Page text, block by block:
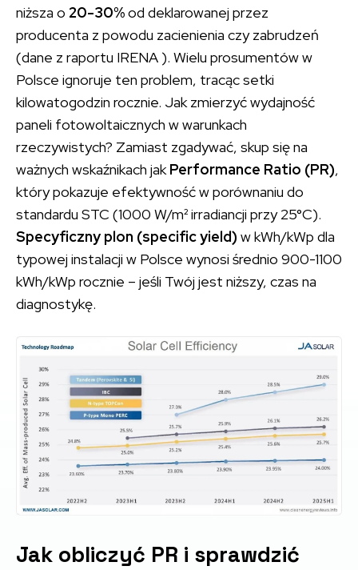
niższa o 20-30%od deklarowanej przez
producenta z powodu zacienienia czy zabrudzeń
(dane z raportu IRENA ). Wielu prosumentów w
Polsce ignoruje ten problem, tracąc setki
kilowatogodzin rocznie. Jak zmierzyć wydajność
paneli fotowoltaicznych w warunkach
rzeczywistych? Zamiast zgadywać, skup się na
ważnych wskaźnikach jak Performance Ratio (PR),
który pokazuje efektywność w porównaniu do
standardu STC (1000 W/m² irradiancji przy 25°C).
Specyficzny plon (specific yield) w kWh/kWp dla
typowej instalacji w Polsce wynosi średnio 900-1100
kWh/kWp rocznie – jeśli Twój jest niższy, czas na
diagnostykę.
Jak obliczyć PR i sprawdzić